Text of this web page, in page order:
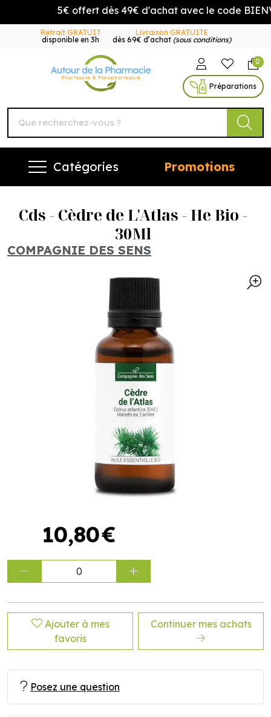
5€ offert dès 49€ d'achat avec le code
Retrait GRATUIT
disponible en 3h
Livraison GRATUITE
dès 69€ d’achat (sous conditions)
Autour de la Pharmacie
0
Préparations
Catégories Promotions
Cds - Cèdre de L'Atlas - He Bio -
30Ml
COMPAGNIE DES SENS
10,80€
0
Ajouter à mes
favoris
Continuer mes achats
Posez une question